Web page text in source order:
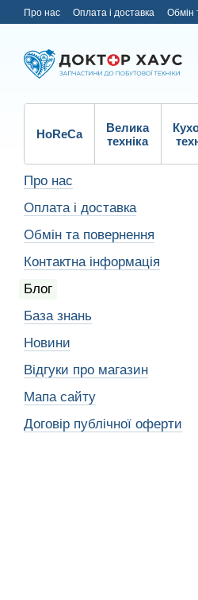
Перейти до основного контенту
Про нас Оплата і доставка Обмін
HoReCa
Велика
техніка
Про нас
Оплата і доставка
Обмін та повернення
Контактна інформація
Блог
База знань
Новини
Відгуки про магазин
Мапа сайту
Договір публічної оферти